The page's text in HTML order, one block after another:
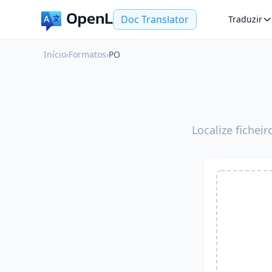
Doc Translator Traduzir
Início›Formatos›PO
Localize